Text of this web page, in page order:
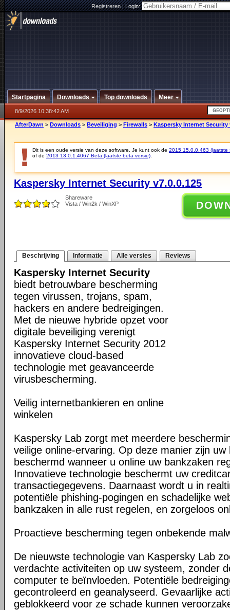
Registreren|Login:
Startpagina Downloads Top downloads Meer
8/9/2026 10:38:42 AM
AfterDawn > Downloads > Beveiliging > Firewalls > Kaspersky Internet Security
Dit is een oude versie van deze software. Je kunt ook de 2015 15.0.0.463 (laatste
of de 2013 13.0.1.4067 Beta (laatste beta versie)
Kaspersky Internet Security v7.0.0.125
Shareware
Vista / Win2k / WinXP
Beschrijving Informatie Alle versies Reviews
Kaspersky Internet Security
biedt betrouwbare bescherming
tegen virussen, trojans, spam,
hackers en andere bedreigingen.
Met de nieuwe hybride opzet voor
digitale beveiliging verenigt
Kaspersky Internet Security 2012
innovatieve cloud-based
technologie met geavanceerde
virusbescherming.
Veilig internetbankieren en online
winkelen
Kaspersky Lab zorgt met meerdere
veilige online-ervaring. Op deze manier zijn uw
beschermd wanneer u online uw bankzaken
Innovatieve technologie beschermt uw
transactiegegevens. Daarnaast wordt u in
potentiële phishing-pogingen en schadelijke
bankzaken in alle rust regelen, en zorgeloos
Proactieve bescherming tegen onbekende
De nieuwste technologie van Kaspersky Lab
verdachte activiteiten op uw systeem, zonder
computer te beïnvloeden. Potentiële
gecontroleerd en geanalyseerd. Gevaarlijke
geblokkeerd voor ze schade kunnen